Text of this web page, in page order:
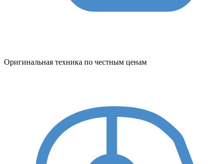
Оригинальная техника по честным ценам